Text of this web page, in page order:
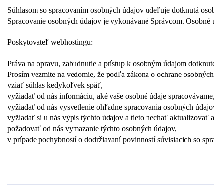
Súhlasom so spracovaním osobných údajov udeľuje dotknutá
Spracovanie osobných údajov je vykonávané Správcom. Osobné
Poskytovateľ webhostingu:
Práva na opravu, zabudnutie a prístup k osobným údajom dotknutej
Prosím vezmite na vedomie, že podľa zákona o ochrane osobných
vziať súhlas kedykoľvek späť,
vyžiadať od nás informáciu, aké vaše osobné údaje spracovávame,
vyžiadať od nás vysvetlenie ohľadne spracovania osobných údajov,
vyžiadať si u nás výpis týchto údajov a tieto nechať aktualizovať
požadovať od nás vymazanie týchto osobných údajov,
v prípade pochybností o dodržiavaní povinností súvisiacich so